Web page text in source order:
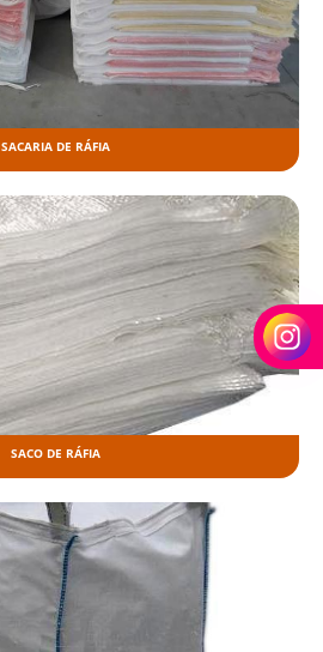
SACARIA DE RÁFIA
SACO DE RÁFIA